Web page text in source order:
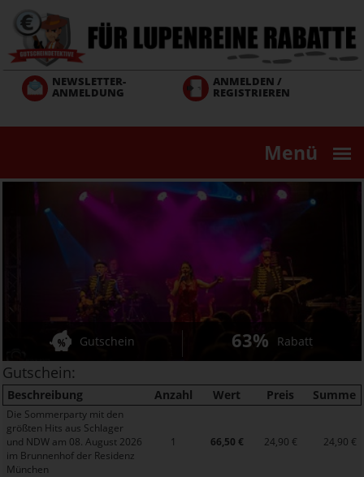
zum
Inhalt
NEWSLETTER-
ANMELDUNG
ANMELDEN /
REGISTRIEREN
Menü
Gutschein 63% Rabatt
Gutschein:
Beschreibung Anzahl Wert Preis Summe
Die Sommerparty mit den
größten Hits aus Schlager
und NDW am 08. August 2026
im Brunnenhof der Residenz
München
1 66,50 € 24,90 € 24,90 €